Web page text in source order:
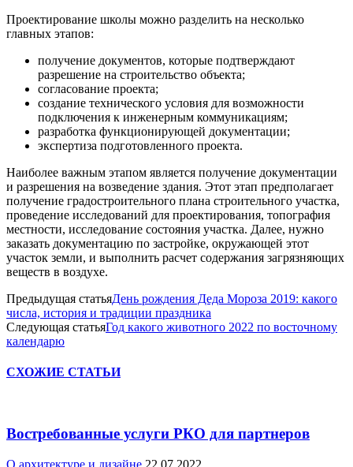
Проектирование школы можно разделить на несколько
главных этапов:
получение документов, которые подтверждают
разрешение на строительство объекта;
согласование проекта;
создание технического условия для возможности
подключения к инженерным коммуникациям;
разработка функционирующей документации;
экспертиза подготовленного проекта.
Наиболее важным этапом является получение документации
и разрешения на возведение здания. Этот этап предполагает
получение градостроительного плана строительного участка,
проведение исследований для проектирования, топография
местности, исследование состояния участка. Далее, нужно
заказать документацию по застройке, окружающей этот
участок земли, и выполнить расчет содержания загрязняющих
веществ в воздухе.
Предыдущая статьяДень рождения Деда Мороза 2019: какого
числа, история и традиции праздника
Следующая статьяГод какого животного 2022 по восточному
календарю
СХОЖИЕ СТАТЬИ
Востребованные услуги РКО для партнеров
О архитектуре и дизайне 22.07.2022